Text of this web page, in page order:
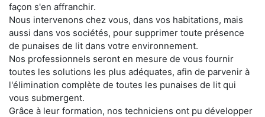
façon s'en affranchir.
Nous intervenons chez vous, dans vos habitations, mais
aussi dans vos sociétés, pour supprimer toute présence
de punaises de lit dans votre environnement.
Nos professionnels seront en mesure de vous fournir
toutes les solutions les plus adéquates, afin de parvenir à
l'élimination complète de toutes les punaises de lit qui
vous submergent.
Grâce à leur formation, nos techniciens ont pu développer